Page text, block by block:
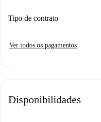
Tipo de contrato
Ver todos os pagamentos
Disponibilidades